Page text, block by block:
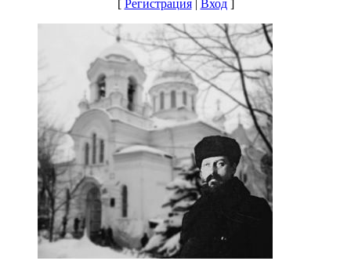
[ Регистрация| Вход]